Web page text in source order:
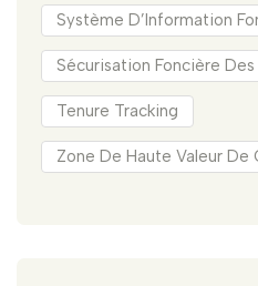
Système D’Information
Sécurisation Foncière
Tenure Tracking
Zone De Haute Valeur De